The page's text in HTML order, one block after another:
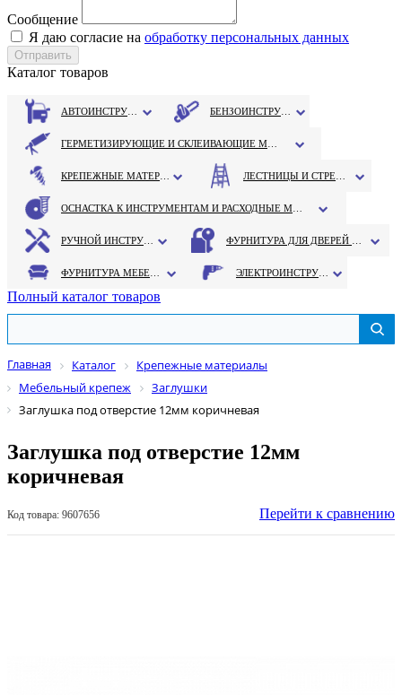
Сообщение
Я даю согласие на обработку персональных данных
Каталог товаров
Полный каталог товаров
Главная Каталог
Крепежные материалы
Мебельный крепеж
Заглушки
Заглушка под отверстие 12мм коричневая
Заглушка под отверстие 12мм
коричневая
Код товара: 9607656 Перейти к сравнению